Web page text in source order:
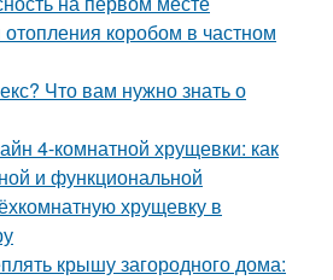
отопления коробом в частном
Что вам нужно знать о
4-комнатной хрущевки: как
и функциональной
хрущевку в
крышу загородного дома: